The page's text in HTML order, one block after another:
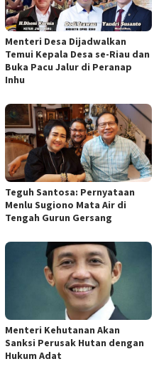
Menteri Desa Dijadwalkan
Temui Kepala Desa se-Riau dan
Buka Pacu Jalur di Peranap
Inhu
Teguh Santosa: Pernyataan
Menlu Sugiono Mata Air di
Tengah Gurun Gersang
Menteri Kehutanan Akan
Sanksi Perusak Hutan dengan
Hukum Adat